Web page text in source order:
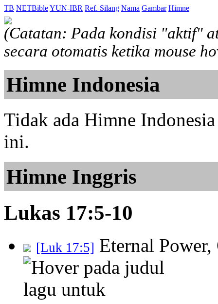
TB NETBibleYUN-IBR Ref. Silang Nama Gambar Himne
(Catatan: Pada kondisi "aktif"
secara otomatis ketika mouse
Himne Indonesia
Tidak ada Himne
ini.
Himne Inggris
Lukas 17:5-10
[Luk 17:5] Eternal